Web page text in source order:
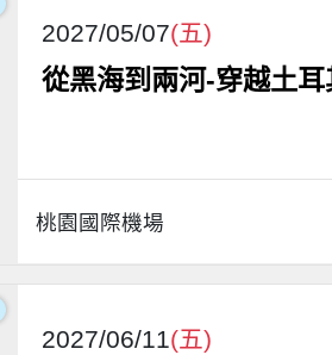
2027/05/07(五)
從黑海到兩河-穿越土耳
桃園國際機場
2027/06/11(五)